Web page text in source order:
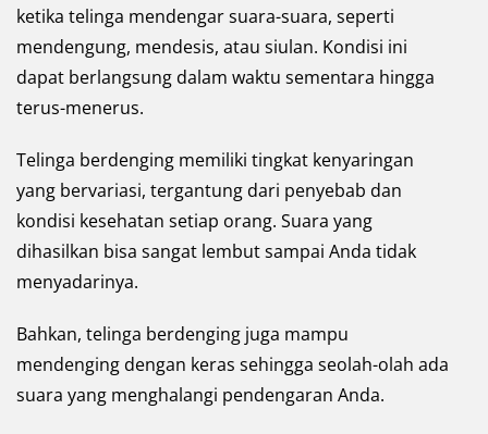
ketika telinga mendengar suara-suara, seperti
mendengung, mendesis, atau siulan. Kondisi ini
dapat berlangsung dalam waktu sementara hingga
terus-menerus.
Telinga berdenging memiliki tingkat kenyaringan
yang bervariasi, tergantung dari penyebab dan
kondisi kesehatan setiap orang. Suara yang
dihasilkan bisa sangat lembut sampai Anda tidak
menyadarinya.
Bahkan, telinga berdenging juga mampu
mendenging dengan keras sehingga seolah-olah ada
suara yang menghalangi pendengaran Anda.